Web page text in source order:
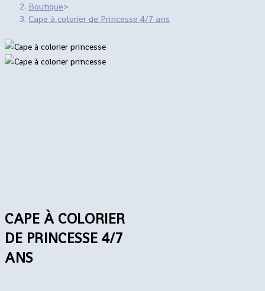
Boutique>
Cape à colorier de Princesse 4/7 ans
CAPE À COLORIER
DE PRINCESSE 4/7
ANS